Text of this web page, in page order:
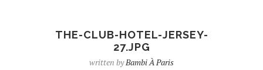
THE-CLUB-HOTEL-JERSEY-
27.JPG
written byBambi À Paris